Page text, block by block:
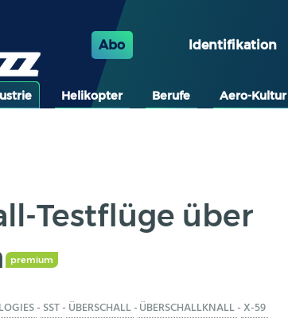
Abo Identifikation
Helikopter Berufe Aero-Kultur
Testflüge über
premium
- SST- ÜBERSCHALL-ÜBERSCHALLKNALL-X-59